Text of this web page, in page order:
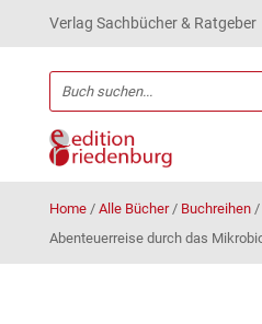
Verlag Sachbücher & Ratgeber
Home/ Alle Bücher/ Buchreihen/
Abenteuerreise durch das